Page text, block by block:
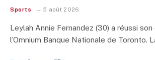
Sports 5 août 2026
Leylah Annie Fernandez (30) a réussi son
l’Omnium Banque Nationale de Toronto.